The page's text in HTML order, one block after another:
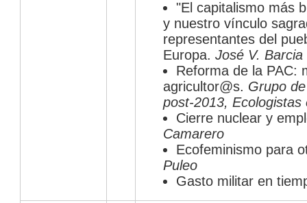
"El capitalismo más
y nuestro vínculo
representantes del
Europa.José V. Barcia
Reforma de la PAC:
agricultor@s. Grupo
post-2013, Ecologistas
Cierre nuclear y
Camarero
Ecofeminismo para
Puleo
Gasto militar en